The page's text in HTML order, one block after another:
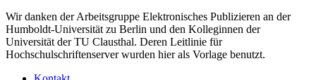
Wir danken der Arbeitsgruppe Elektronisches Publizieren an der
Humboldt-Universität zu Berlin und den Kolleginnen der
Universität der TU Clausthal. Deren Leitlinie für
Hochschulschriftenserver wurden hier als Vorlage benutzt.